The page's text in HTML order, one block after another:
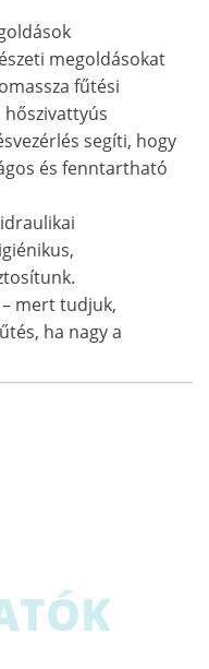
megoldásokat
fűtési
hőszivattyús
segíti, hogy
és fenntartható
mert tudjuk,
ha nagy a